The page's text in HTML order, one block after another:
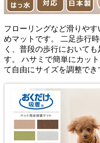
フローリングなど滑りや
めマットです。 二足歩行
く、普段の歩行において
す。 ハサミで簡単にカッ
て自由にサイズを調整でき